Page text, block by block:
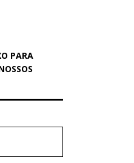
PARA